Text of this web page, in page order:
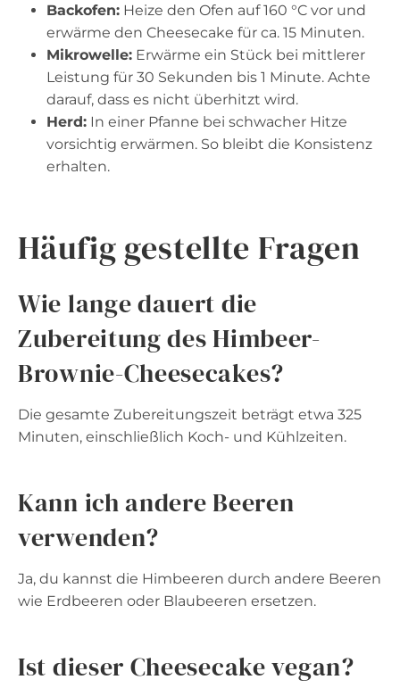
Backofen: Heize den Ofen auf 160 °C vor und
erwärme den Cheesecake für ca. 15 Minuten.
Mikrowelle: Erwärme ein Stück bei mittlerer
Leistung für 30 Sekunden bis 1 Minute. Achte
darauf, dass es nicht überhitzt wird.
Herd: In einer Pfanne bei schwacher Hitze
vorsichtig erwärmen. So bleibt die Konsistenz
erhalten.
Häufig gestellte Fragen
Wie lange dauert die
Zubereitung des Himbeer-
Brownie-Cheesecakes?
Die gesamte Zubereitungszeit beträgt etwa 325
Minuten, einschließlich Koch- und Kühlzeiten.
Kann ich andere Beeren
verwenden?
Ja, du kannst die Himbeeren durch andere Beeren
wie Erdbeeren oder Blaubeeren ersetzen.
Ist dieser Cheesecake vegan?